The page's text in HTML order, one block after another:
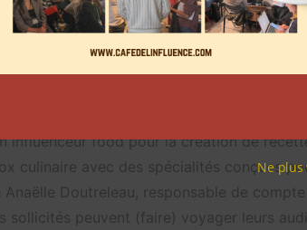
voyager sa communauté. Il est alors
la matière pour les publications à
campagnes prennent d’autres
une collaboration sur-mesure. Certaines
veut mettre en avant le côté
influenceur food pour la création de
culinaire avec des spécialités conçues
Doutreleau, responsable de
sollicités peuvent (faire) voyager leurs
Ne plus